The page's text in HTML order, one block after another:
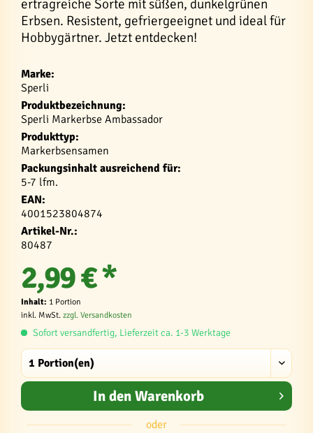
ertragreiche Sorte mit süßen, dunkelgrünen
Erbsen. Resistent, gefriergeeignet und ideal für
Hobbygärtner. Jetzt entdecken!
Marke:
Sperli
Produktbezeichnung:
Sperli Markerbse Ambassador
Produkttyp:
Markerbsensamen
Packungsinhalt ausreichend für:
5-7 lfm.
EAN:
4001523804874
Artikel-Nr.:
80487
2,99 € *
Inhalt: 1 Portion
inkl. MwSt. zzgl. Versandkosten
Sofort versandfertig, Lieferzeit ca. 1-3 Werktage
In den Warenkorb
oder